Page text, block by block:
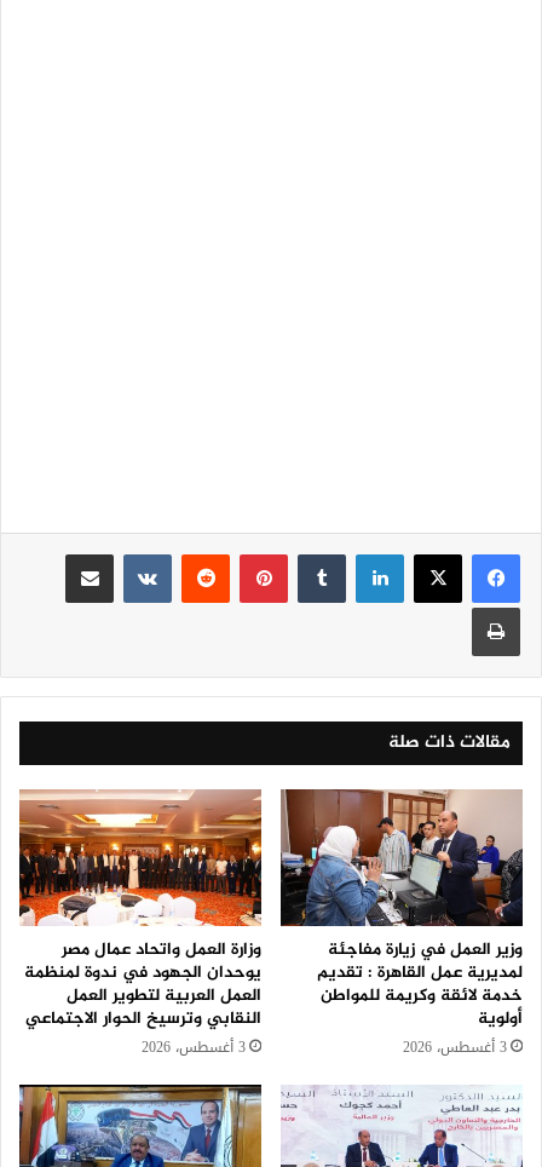
لينكدإن بينتيريست
مقالات ذات صلة
وزير العمل في زيارة مفاجئة
لمديرية عمل القاهرة : تقديم
خدمة لائقة وكريمة للمواطن
أولوية
3 أغسطس، 2026
وزارة العمل واتحاد عمال مصر
يوحدان الجهود في ندوة لمنظمة
العمل العربية لتطوير العمل
النقابي وترسيخ الحوار الاجتماعي
3 أغسطس، 2026